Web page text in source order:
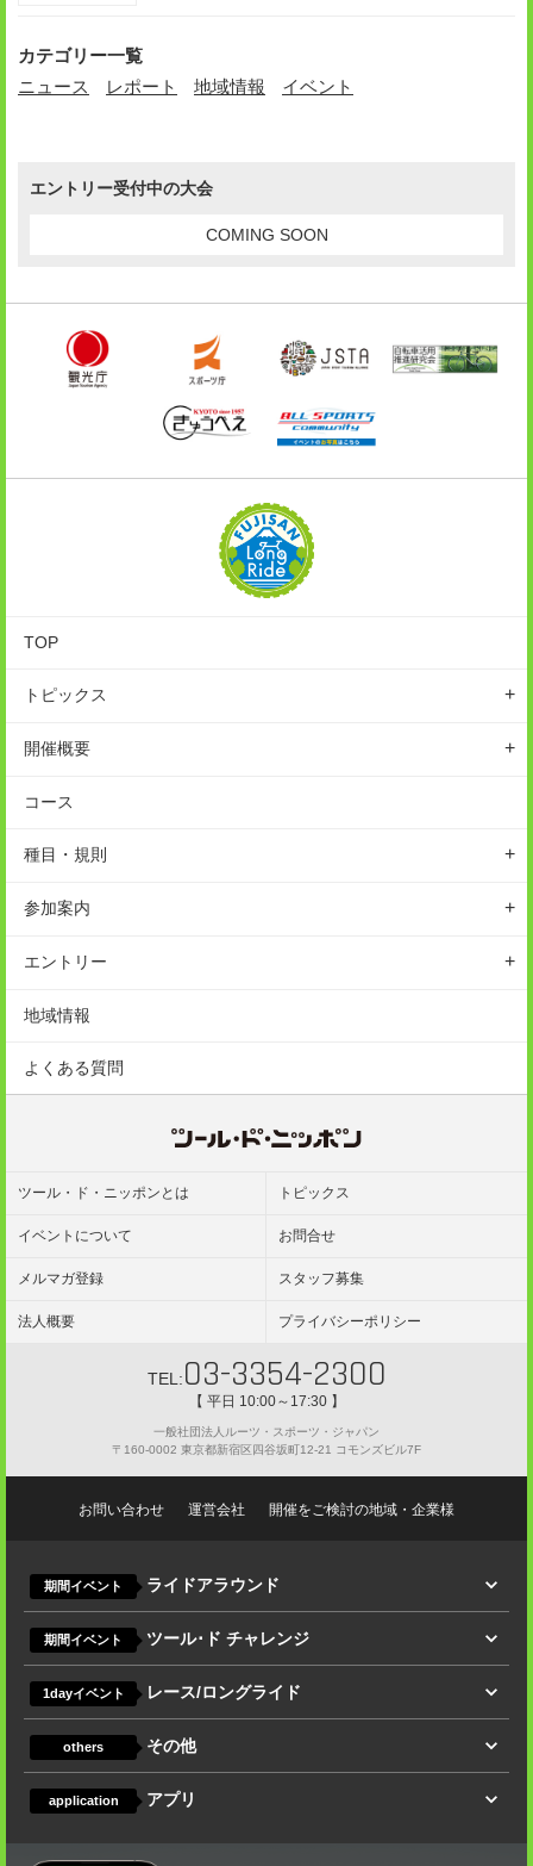
カテゴリー一覧
ニュース
レポート 地域情報 イベント
エントリー受付中の大会
COMING SOON
TOP
トピックス
ニュース
イベント
開催概要
イベントの特徴
アクセス
会場
コース
種目・規則
サイクリング
参加案内
参加前のご案内
エントリー
エントリーの方法
エントリー変更
地域情報
よくある質問
ツール・ド・ニッポンとは トピックス
イベントについて お問合せ
メルマガ登録 スタッフ募集
法人概要 プライバシーポリシー
TEL:03-3354-2300
【 平日 10:00～17:30 】
一般社団法人ルーツ・スポーツ・ジャパン
〒160-0002 東京都新宿区四谷坂町12-21 コモンズビル7F
お問い合わせ 運営会社 開催をご検討の地域・企業様
期間イベント ライドアラウンド
期間イベント ツール･ド チャレンジ
1dayイベント レース/ロングライド
others その他
application アプリ